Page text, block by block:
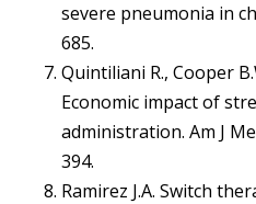
severe pneumonia in
685.
Quintiliani R., Cooper
Economic impact of
administration. Am J
394.
Ramirez J.A. Switch